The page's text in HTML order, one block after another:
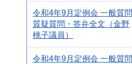
令和4年9月定例会 一般質問
質疑質問・答弁全文（金野
桃子議員）
令和4年9月定例会 一般質問